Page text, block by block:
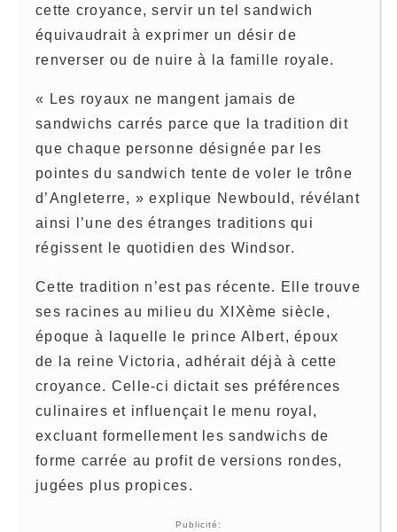
cette croyance, servir un tel sandwich
équivaudrait à exprimer un désir de
renverser ou de nuire à la famille royale.
« Les royaux ne mangent jamais de
sandwichs carrés parce que la tradition dit
que chaque personne désignée par les
pointes du sandwich tente de voler le trône
d’Angleterre, » explique Newbould, révélant
ainsi l’une des étranges traditions qui
régissent le quotidien des Windsor.
Cette tradition n’est pas récente. Elle trouve
ses racines au milieu du XIXème siècle,
époque à laquelle le prince Albert, époux
de la reine Victoria, adhérait déjà à cette
croyance. Celle-ci dictait ses préférences
culinaires et influençait le menu royal,
excluant formellement les sandwichs de
forme carrée au profit de versions rondes,
jugées plus propices.
Publicité: